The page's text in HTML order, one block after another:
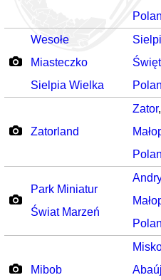
Wesołe
Miasteczko
Sielpia Wielka
Zatorland
Zator,
Park Miniatur
Świat Marzeń
Mibob